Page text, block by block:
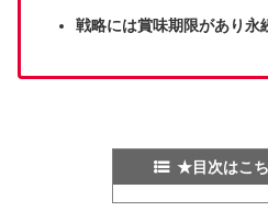
戦略には賞味期限があり永
★目次はこ